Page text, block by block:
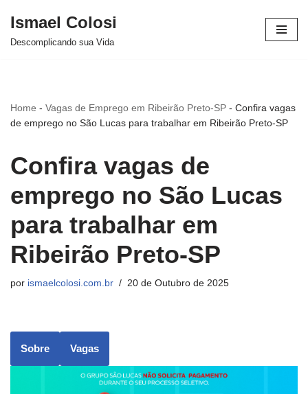
Avançar
Ismael Colosi
Descomplicando sua Vida
Home - Vagas de Emprego em Ribeirão Preto-SP - Confira vagas
de emprego no São Lucas para trabalhar em Ribeirão Preto-SP
Confira vagas de
emprego no São Lucas
para trabalhar em
Ribeirão Preto-SP
por ismaelcolosi.com.br 20 de Outubro de 2025
Sobre Vagas